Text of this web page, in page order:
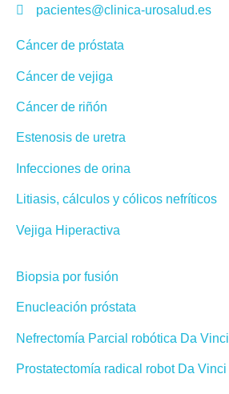
pacientes@clinica-urosalud.es
Cáncer de próstata
Cáncer de vejiga
Cáncer de riñón
Estenosis de uretra
Infecciones de orina
Litiasis, cálculos y cólicos nefríticos
Vejiga Hiperactiva
Biopsia por fusión
Enucleación próstata
Nefrectomía Parcial robótica Da Vinci
Prostatectomía radical robot Da Vinci